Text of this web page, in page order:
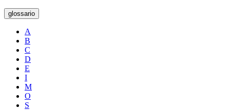
glossario
A
B
C
D
E
I
M
O
S